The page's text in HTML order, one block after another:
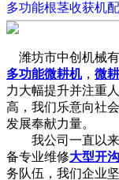
多功能根茎收获机
潍坊市中创机械
多功能微耕机， 微
力大幅提升并注重
高，我们乐意向社
发展奉献力量。
我公司一直以来
备专业维修大型开
务队伍，我们企业